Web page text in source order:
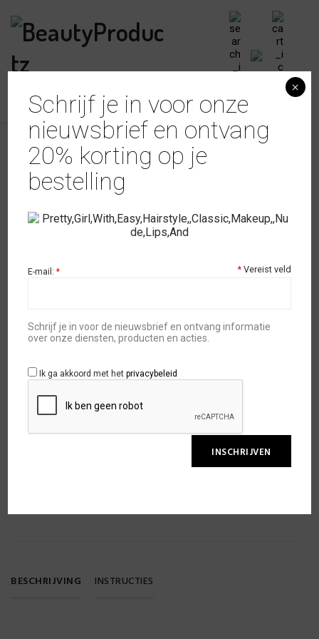
Set Versteviging Natuurlijke Nagel
Rubber Basegel UV-Lamp 2×9 watt
TOEVOEGEN AAN WENSLIJST
BESCHRIJVING INSTRUCTIES
Schrijf je in voor onze
nieuwsbrief en ontvang
20% korting op je
bestelling
*Vereist veld
E-mail:*
Schrijf je in voor de nieuwsbrief en ontvang informatie
over onze diensten, producten en acties.
Ik ga akkoord met hetprivacybeleid
×